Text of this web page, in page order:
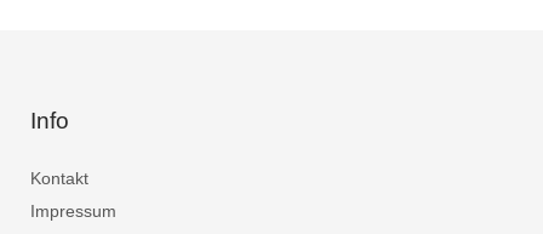
Info
Kontakt
Impressum